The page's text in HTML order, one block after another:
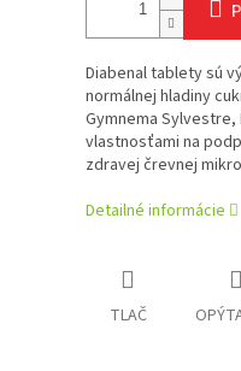
Diabenal tablety sú
normálnej hladiny
Gymnema
vlastnosťami na
zdravej črevnej
Detailné informácie
TLAČ